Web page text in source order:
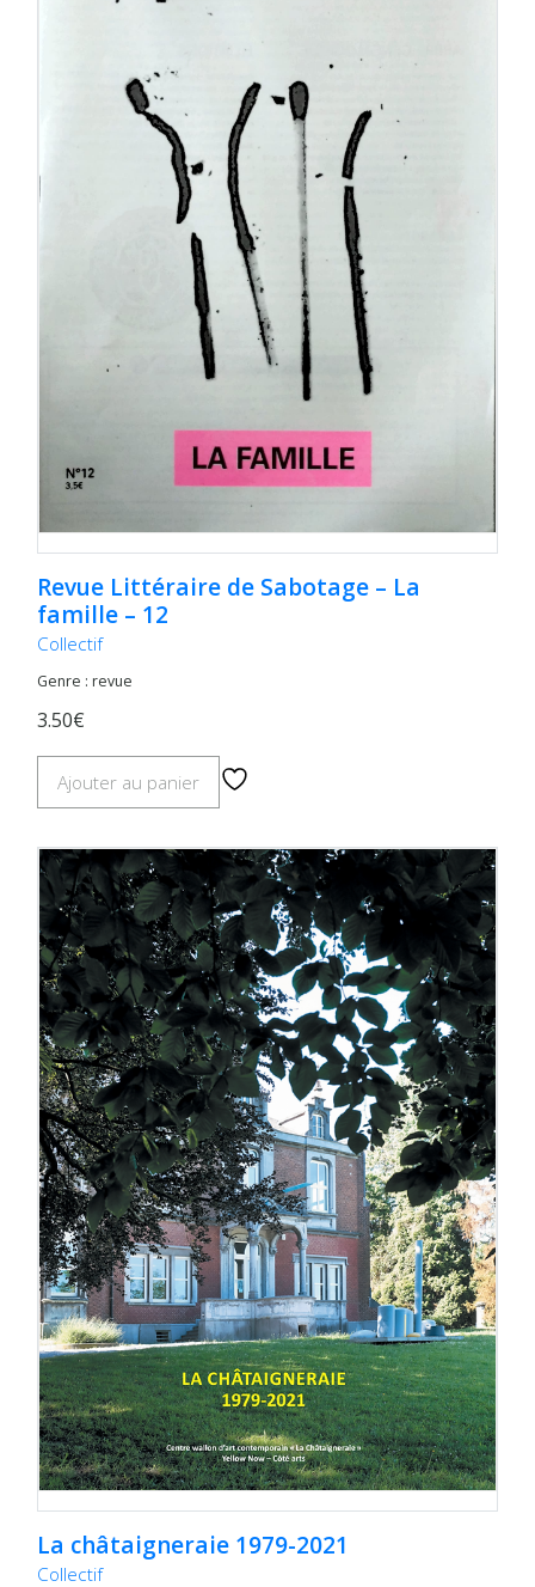
Revue Littéraire de Sabotage – La
famille – 12
Collectif
Genre : revue
3.50€
Ajouter au panier
La châtaigneraie 1979-2021
Collectif